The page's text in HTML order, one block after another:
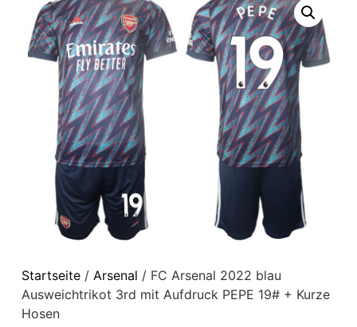
Startseite/ Arsenal / FC Arsenal 2022 blau
Ausweichtrikot 3rd mit Aufdruck PEPE 19# + Kurze
Hosen